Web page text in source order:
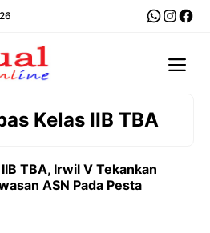
Kelas IIB TBA
TBA, Irwil V Tekankan
ASN Pada Pesta